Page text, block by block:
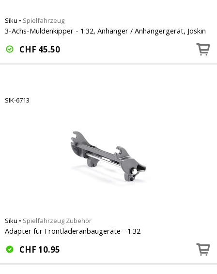
Siku • Spielfahrzeug
3-Achs-Muldenkipper - 1:32, Anhänger / Anhängergerät, Joskin
CHF 45.50
SIK-6713
Siku • Spielfahrzeug Zubehör
Adapter für Frontladeranbaugeräte - 1:32
CHF 10.95